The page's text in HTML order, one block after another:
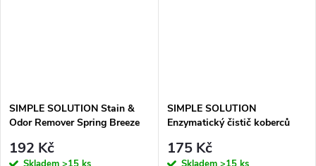
SIMPLE SOLUTION Stain &
Odor Remover Spring Breeze
pro psy 750ml
192 Kč
SIMPLE SOLUTION
Enzymatický čistič koberců
175 Kč